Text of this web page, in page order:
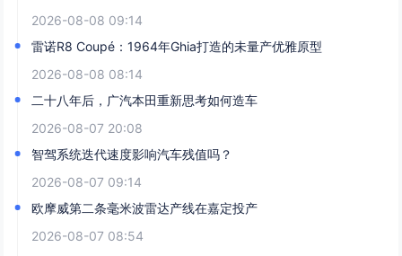
2026-08-08 09:14
雷诺R8 Coupé：1964年Ghia打造的未量产优雅原型
2026-08-08 08:14
二十八年后，广汽本田重新思考如何造车
2026-08-07 20:08
智驾系统迭代速度影响汽车残值吗？
2026-08-07 09:14
欧摩威第二条毫米波雷达产线在嘉定投产
2026-08-07 08:54